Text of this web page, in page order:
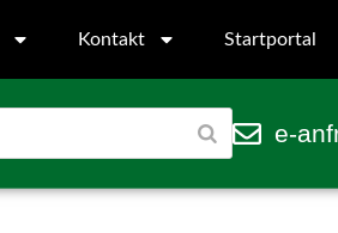
Kontakt Startportal
e-